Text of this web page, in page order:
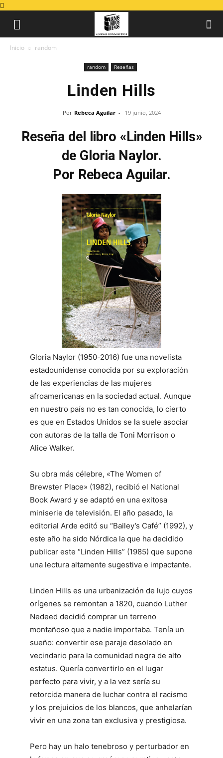
Inicio random
random Reseñas
Linden Hills
Por Rebeca Aguilar - 19 junio, 2024
Reseña del libro «Linden Hills»
de Gloria Naylor.
Por Rebeca Aguilar.
Gloria Naylor (1950-2016) fue una novelista
estadounidense conocida por su exploración
de las experiencias de las mujeres
afroamericanas en la sociedad actual. Aunque
en nuestro país no es tan conocida, lo cierto
es que en Estados Unidos se la suele asociar
con autoras de la talla de Toni Morrison o
Alice Walker.
Su obra más célebre, «The Women of
Brewster Place» (1982), recibió el National
Book Award y se adaptó en una exitosa
miniserie de televisión. El año pasado, la
editorial Arde editó su “Bailey’s Café” (1992), y
este año ha sido Nórdica la que ha decidido
publicar este “Linden Hills” (1985) que supone
una lectura altamente sugestiva e impactante.
Linden Hills es una urbanización de lujo cuyos
orígenes se remontan a 1820, cuando Luther
Nedeed decidió comprar un terreno
montañoso que a nadie importaba. Tenía un
sueño: convertir ese paraje desolado en
vecindario para la comunidad negra de alto
estatus. Quería convertirlo en el lugar
perfecto para vivir, y a la vez sería su
retorcida manera de luchar contra el racismo
y los prejuicios de los blancos, que anhelarían
vivir en una zona tan exclusiva y prestigiosa.
Pero hay un halo tenebroso y perturbador en